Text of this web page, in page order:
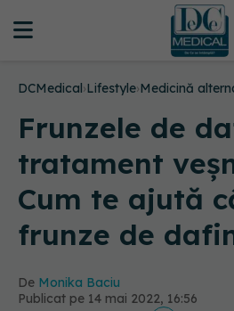
DCMedical›Lifestyle›Medicină
Frunzele de
tratament
Cum te ajută
frunze de
De Monika Baciu
Publicat pe 14 mai 2022, 16:56